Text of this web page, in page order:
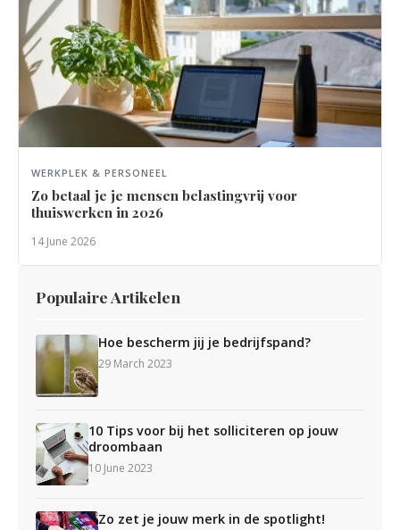
WERKPLEK & PERSONEEL
Zo betaal je je mensen belastingvrij voor
thuiswerken in 2026
14 June 2026
Populaire Artikelen
Hoe bescherm jij je bedrijfspand?
29 March 2023
10 Tips voor bij het solliciteren op jouw
droombaan
10 June 2023
Zo zet je jouw merk in de spotlight!